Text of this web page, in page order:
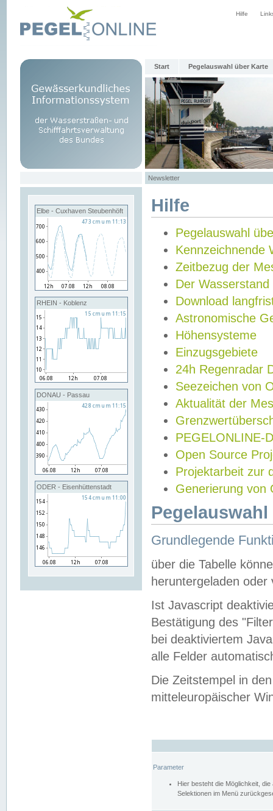
Hilfe
Start Pegelauswahl über Karte
Newsletter
Elbe - Cuxhaven Steubenhöft
RHEIN - Koblenz
DONAU - Passau
ODER - Eisenhüttenstadt
Hilfe
Pegelauswahl
Kennzeichnende
Zeitbezug der
Der Wasserstand
Download
Astronomische
Höhensysteme
Einzugsgebiete
24h Regenradar
Seezeichen von
Aktualität der
PEGELONLINE-
Open Source
Projektarbeit zur
Generierung von
Grundlegende
über die Tabelle
heruntergeladen oder
Ist Javascript
Bestätigung des
bei deaktiviertem
alle Felder
Die Zeitstempel in
mitteleuropäischer
Parameter
Hier besteht die Möglichkeit,
Selektionen im Menü